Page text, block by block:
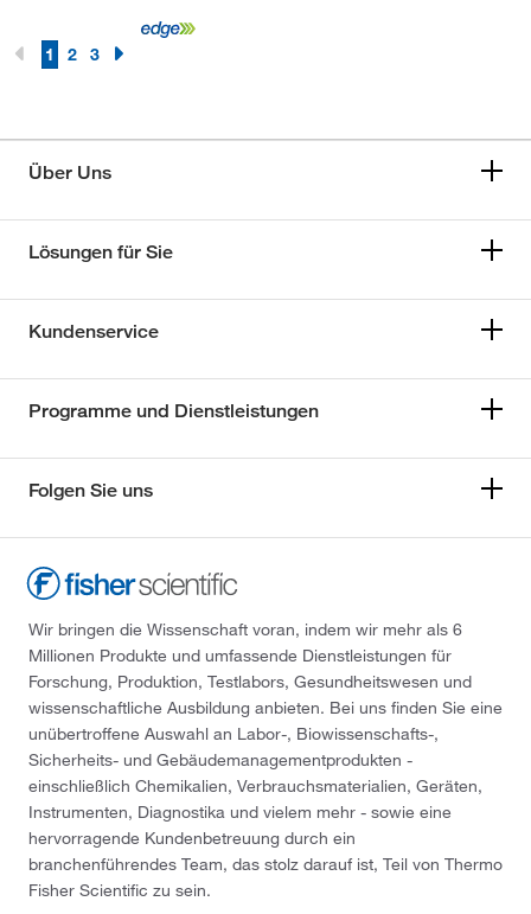
1 2 3
Über Uns
Lösungen für Sie
Kundenservice
Programme und Dienstleistungen
Folgen Sie uns
Wir bringen die Wissenschaft voran, indem wir mehr als 6
Millionen Produkte und umfassende Dienstleistungen für
Forschung, Produktion, Testlabors, Gesundheitswesen und
wissenschaftliche Ausbildung anbieten. Bei uns finden Sie eine
unübertroffene Auswahl an Labor-, Biowissenschafts-,
Sicherheits- und Gebäudemanagementprodukten -
einschließlich Chemikalien, Verbrauchsmaterialien, Geräten,
Instrumenten, Diagnostika und vielem mehr - sowie eine
hervorragende Kundenbetreuung durch ein
branchenführendes Team, das stolz darauf ist, Teil von Thermo
Fisher Scientific zu sein.